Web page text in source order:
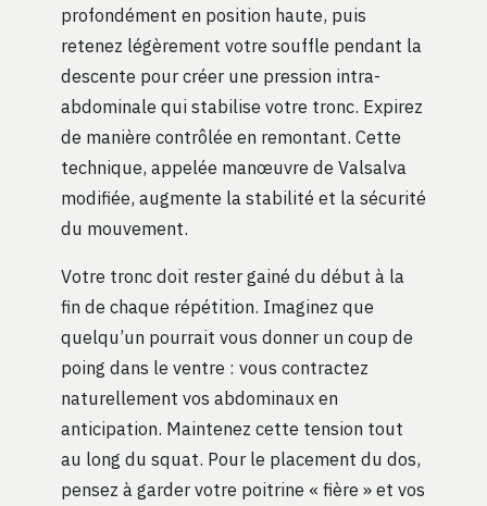
profondément en position haute, puis
retenez légèrement votre souffle pendant la
descente pour créer une pression intra-
abdominale qui stabilise votre tronc. Expirez
de manière contrôlée en remontant. Cette
technique, appelée manœuvre de Valsalva
modifiée, augmente la stabilité et la sécurité
du mouvement.
Votre tronc doit rester gainé du début à la
fin de chaque répétition. Imaginez que
quelqu’un pourrait vous donner un coup de
poing dans le ventre : vous contractez
naturellement vos abdominaux en
anticipation. Maintenez cette tension tout
au long du squat. Pour le placement du dos,
pensez à garder votre poitrine « fière » et vos